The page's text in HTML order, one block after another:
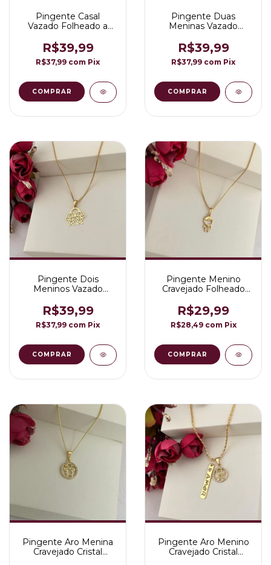
Pingente Casal
Vazado Folheado a
R$39,99
R$37,99 com Pix
COMPRAR
Pingente Duas
Meninas Vazado
R$39,99
R$37,99 com Pix
COMPRAR
Pingente Dois
Meninos Vazado
R$39,99
R$37,99 com Pix
COMPRAR
Pingente Menino
Cravejado Folheado
R$29,99
R$28,49 com Pix
COMPRAR
Pingente Aro Menina
Cravejado Cristal
Pingente Aro Menino
Cravejado Cristal